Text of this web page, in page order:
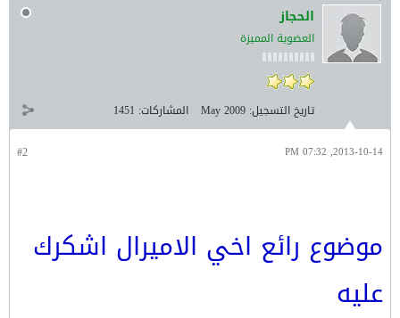
الحجاز
العضوية المميزة
تاريخ التسجيل: May 2009 المشاركات: 1451
#2 2013-10-14, 07:32 PM
موضوع رائع اخي الاميرال اشكرك
عليه